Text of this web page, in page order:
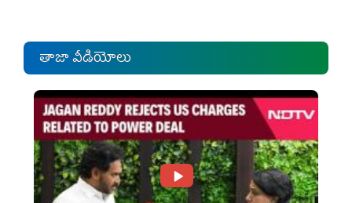
తాజా వీడియోలు